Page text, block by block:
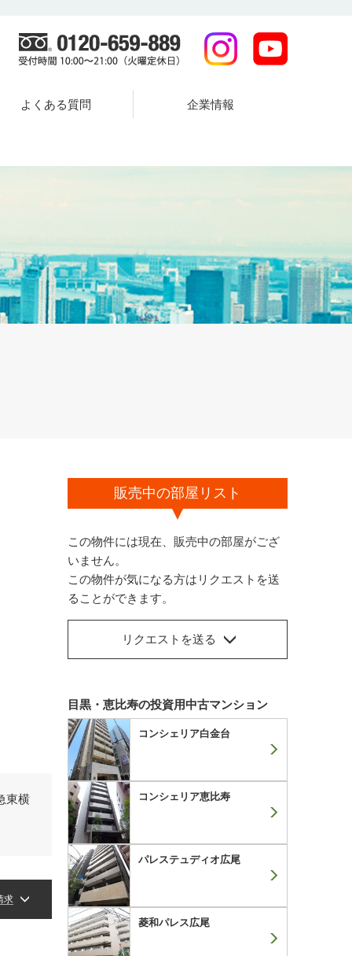
よくある質問 企業情報
東横
求
販売中の部屋リスト
この物件には現在、販売中の部屋がござ
いません。
この物件が気になる方はリクエストを送
ることができます。
リクエストを送る
目黒・恵比寿の投資用中古マンション
コンシェリア白金台
コンシェリア恵比寿
パレステュディオ広尾
菱和パレス広尾